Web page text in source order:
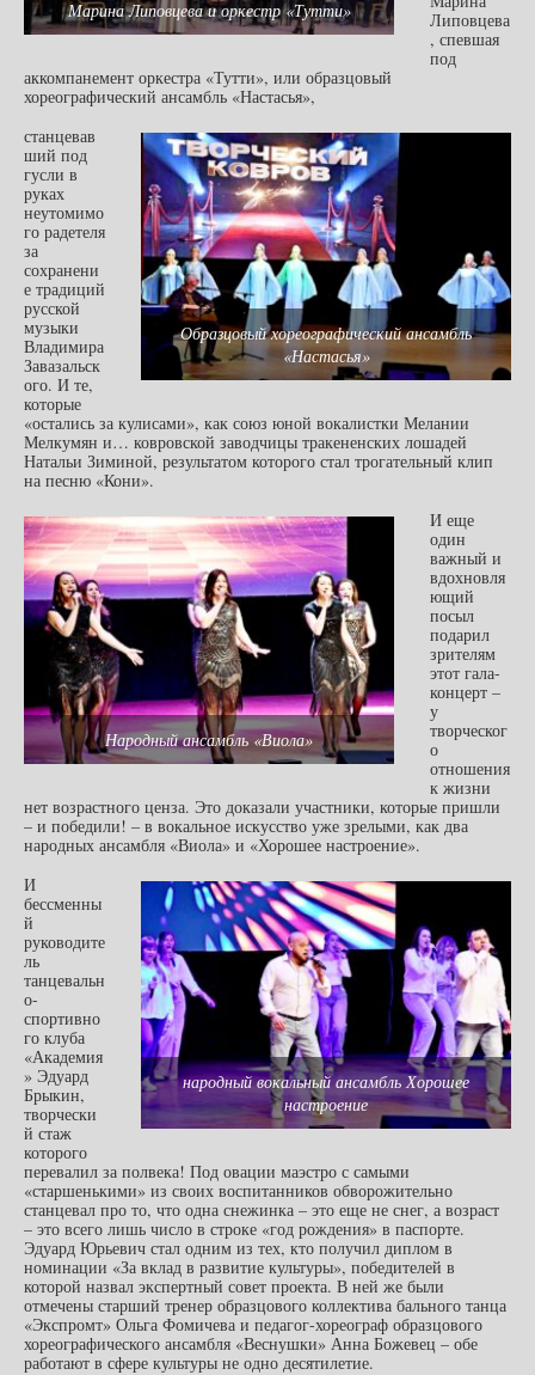
Марина Липовцева и оркестр «Тутти»
Липовцева
, спевшая
под
аккомпанемент оркестра «Тутти», или образцовый
хореографический ансамбль «Настасья»,
Образцовый хореографический ансамбль
«Настасья»
станцевав
ший под
гусли в
руках
неутомимо
го радетеля
за
сохранени
е традиций
русской
музыки
Владимира
Завазальск
ого. И те,
которые
«остались за кулисами», как союз юной вокалистки Мелании
Мелкумян и… ковровской заводчицы тракененских лошадей
Натальи Зиминой, результатом которого стал трогательный клип
на песню «Кони».
Народный ансамбль «Виола»
И еще
один
важный и
вдохновля
ющий
посыл
подарил
зрителям
этот гала-
концерт –
у
творческог
о
отношения
к жизни
нет возрастного ценза. Это доказали участники, которые пришли
– и победили! – в вокальное искусство уже зрелыми, как два
народных ансамбля «Виола» и «Хорошее настроение».
народный вокальный ансамбль Хорошее
настроение
И
бессменны
й
руководите
ль
танцевальн
о-
спортивно
го клуба
«Академия
» Эдуард
Брыкин,
творчески
й стаж
которого
перевалил за полвека! Под овации маэстро с самыми
«старшенькими» из своих воспитанников обворожительно
станцевал про то, что одна снежинка – это еще не снег, а возраст
– это всего лишь число в строке «год рождения» в паспорте.
Эдуард Юрьевич стал одним из тех, кто получил диплом в
номинации «За вклад в развитие культуры», победителей в
которой назвал экспертный совет проекта. В ней же были
отмечены старший тренер образцового коллектива бального танца
«Экспромт» Ольга Фомичева и педагог-хореограф образцового
хореографического ансамбля «Веснушки» Анна Божевец – обе
работают в сфере культуры не одно десятилетие.